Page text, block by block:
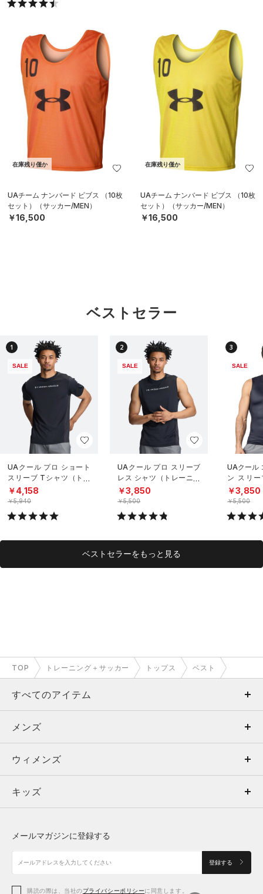
在庫残り僅か
UAチーム ナンバード ビブス （10枚
セット）（サッカー/MEN）
￥16,500
在庫残り僅か
UAチーム ナンバード ビブス （10枚
セット）（サッカー/MEN）
￥16,500
ベストセラー
1
SALE
UAクール プロ ショート
スリーブ Tシャツ（トレ
ーニング/MEN）
￥4,158
￥5,940
2
SALE
UAクール プロ スリーブ
レス シャツ（トレーニン
グ/MEN）
￥3,850
￥5,500
3
SALE
UAクール
ン スリ
（トレー
￥3,850
￥5,500
ベストセラーをもっと見る
TOP トレーニング＋サッカー トップス ベスト
すべてのアイテム
メンズ
ウィメンズ
キッズ
アクセサリー
メンズ
トップス
ボトムス
アクセサリー
ウィメンズ
トップス
シューズ
アクセサリー
キッズ
シューズ
メールマガジンに登録する
登録する
購読の際は、当社のプライバシーポリシーに同意します。